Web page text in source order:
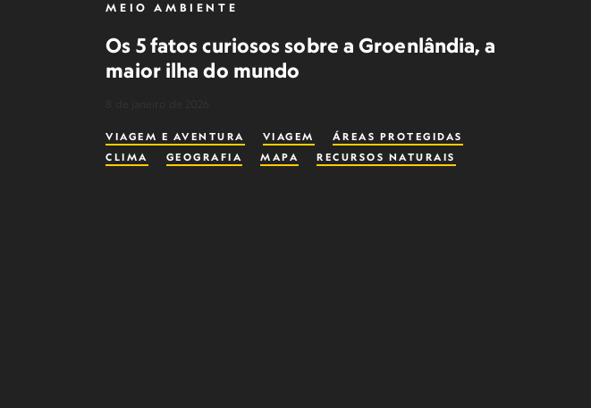
MEIO AMBIENTE
Os 5 fatos curiosos sobre a Groenlândia, a
maior ilha do mundo
VIAGEM E AVENTURA VIAGEM
ÁREAS PROTEGIDAS
CLIMA
GEOGRAFIA MAPA RECURSOS NATURAIS